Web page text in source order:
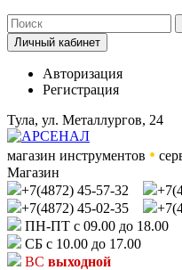
Личный кабинет
Авторизация
Регистрация
Тула, ул. Металлургов, 24
магазин инструментов •
Магазин
+7(4872) 45-57-32
+7(4872) 45-02-35
ПН-ПТ с 09.00 до 18.00
СБ с 10.00 до 17.00
ВС выходной